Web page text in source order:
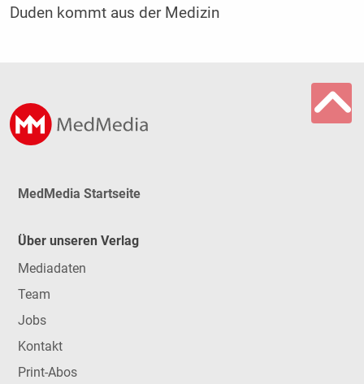
Duden kommt aus der Medizin
MedMedia Startseite
Über unseren Verlag
Mediadaten
Team
Jobs
Kontakt
Print-Abos